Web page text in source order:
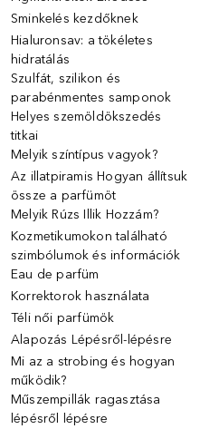
Sminkelés kezdőknek
Hialuronsav: a tökéletes
hidratálás
Szulfát, szilikon és
parabénmentes samponok
Helyes szemöldökszedés
titkai
Melyik színtípus vagyok?
Az illatpiramis Hogyan állítsuk
össze a parfümöt
Melyik Rúzs Illik Hozzám?
Kozmetikumokon található
szimbólumok és információk
Eau de parfüm
Korrektorok használata
Téli női parfümök
Alapozás Lépésről-lépésre
Mi az a strobing és hogyan
működik?
Műszempillák ragasztása
lépésről lépésre